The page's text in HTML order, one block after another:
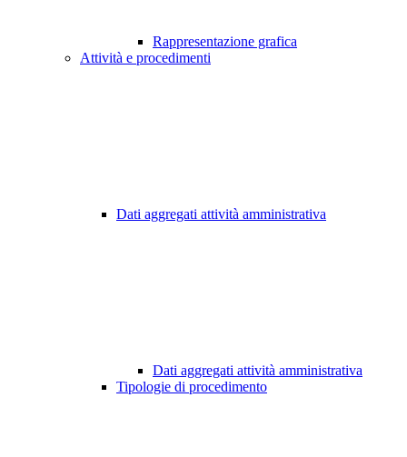
Rappresentazione grafica
Attività e procedimenti
Dati aggregati attività amministrativa
Dati aggregati attività amministrativa
Tipologie di procedimento